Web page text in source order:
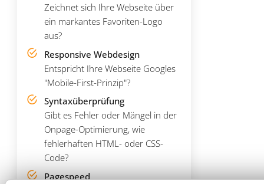
Zeichnet sich Ihre Webseite über
ein markantes Favoriten-Logo
aus?
Responsive Webdesign
Entspricht Ihre Webseite Googles
"Mobile-First-Prinzip"?
Syntaxüberprüfung
Gibt es Fehler oder Mängel in der
Onpage-Optimierung, wie
fehlerhaften HTML- oder CSS-
Code?
Pagespeed